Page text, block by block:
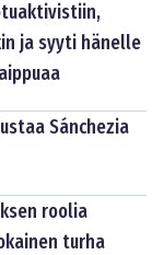
ja syyti hänelle
Sánchezia
roolia
turha